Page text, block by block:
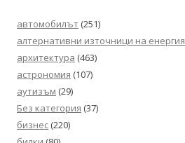
автомобилът (251)
алтернативни източници на енергия
архитектура (463)
астрономия (107)
аутизъм (29)
Без категория (37)
бизнес (220)